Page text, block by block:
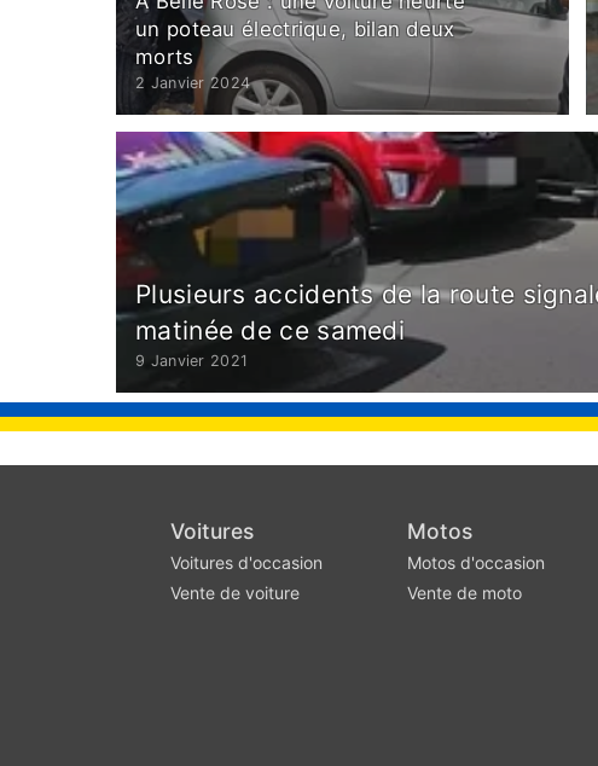
un poteau électrique, bilan deux
morts
2 Janvier 2024
Plusieurs accidents de la route
matinée de ce samedi
9 Janvier 2021
Voitures
Voitures d'occasion
Vente de voiture
Motos
Motos d'occasion
Vente de moto